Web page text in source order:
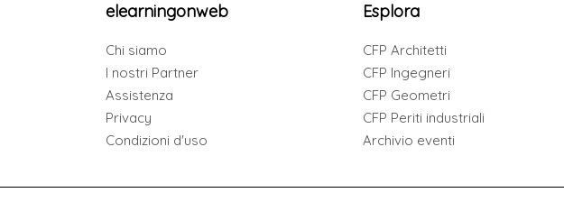
elearningonweb
Chi siamo
I nostri Partner
Assistenza
Privacy
Condizioni d'uso
Esplora
CFP Architetti
CFP Ingegneri
CFP Geometri
CFP Periti industriali
Archivio eventi